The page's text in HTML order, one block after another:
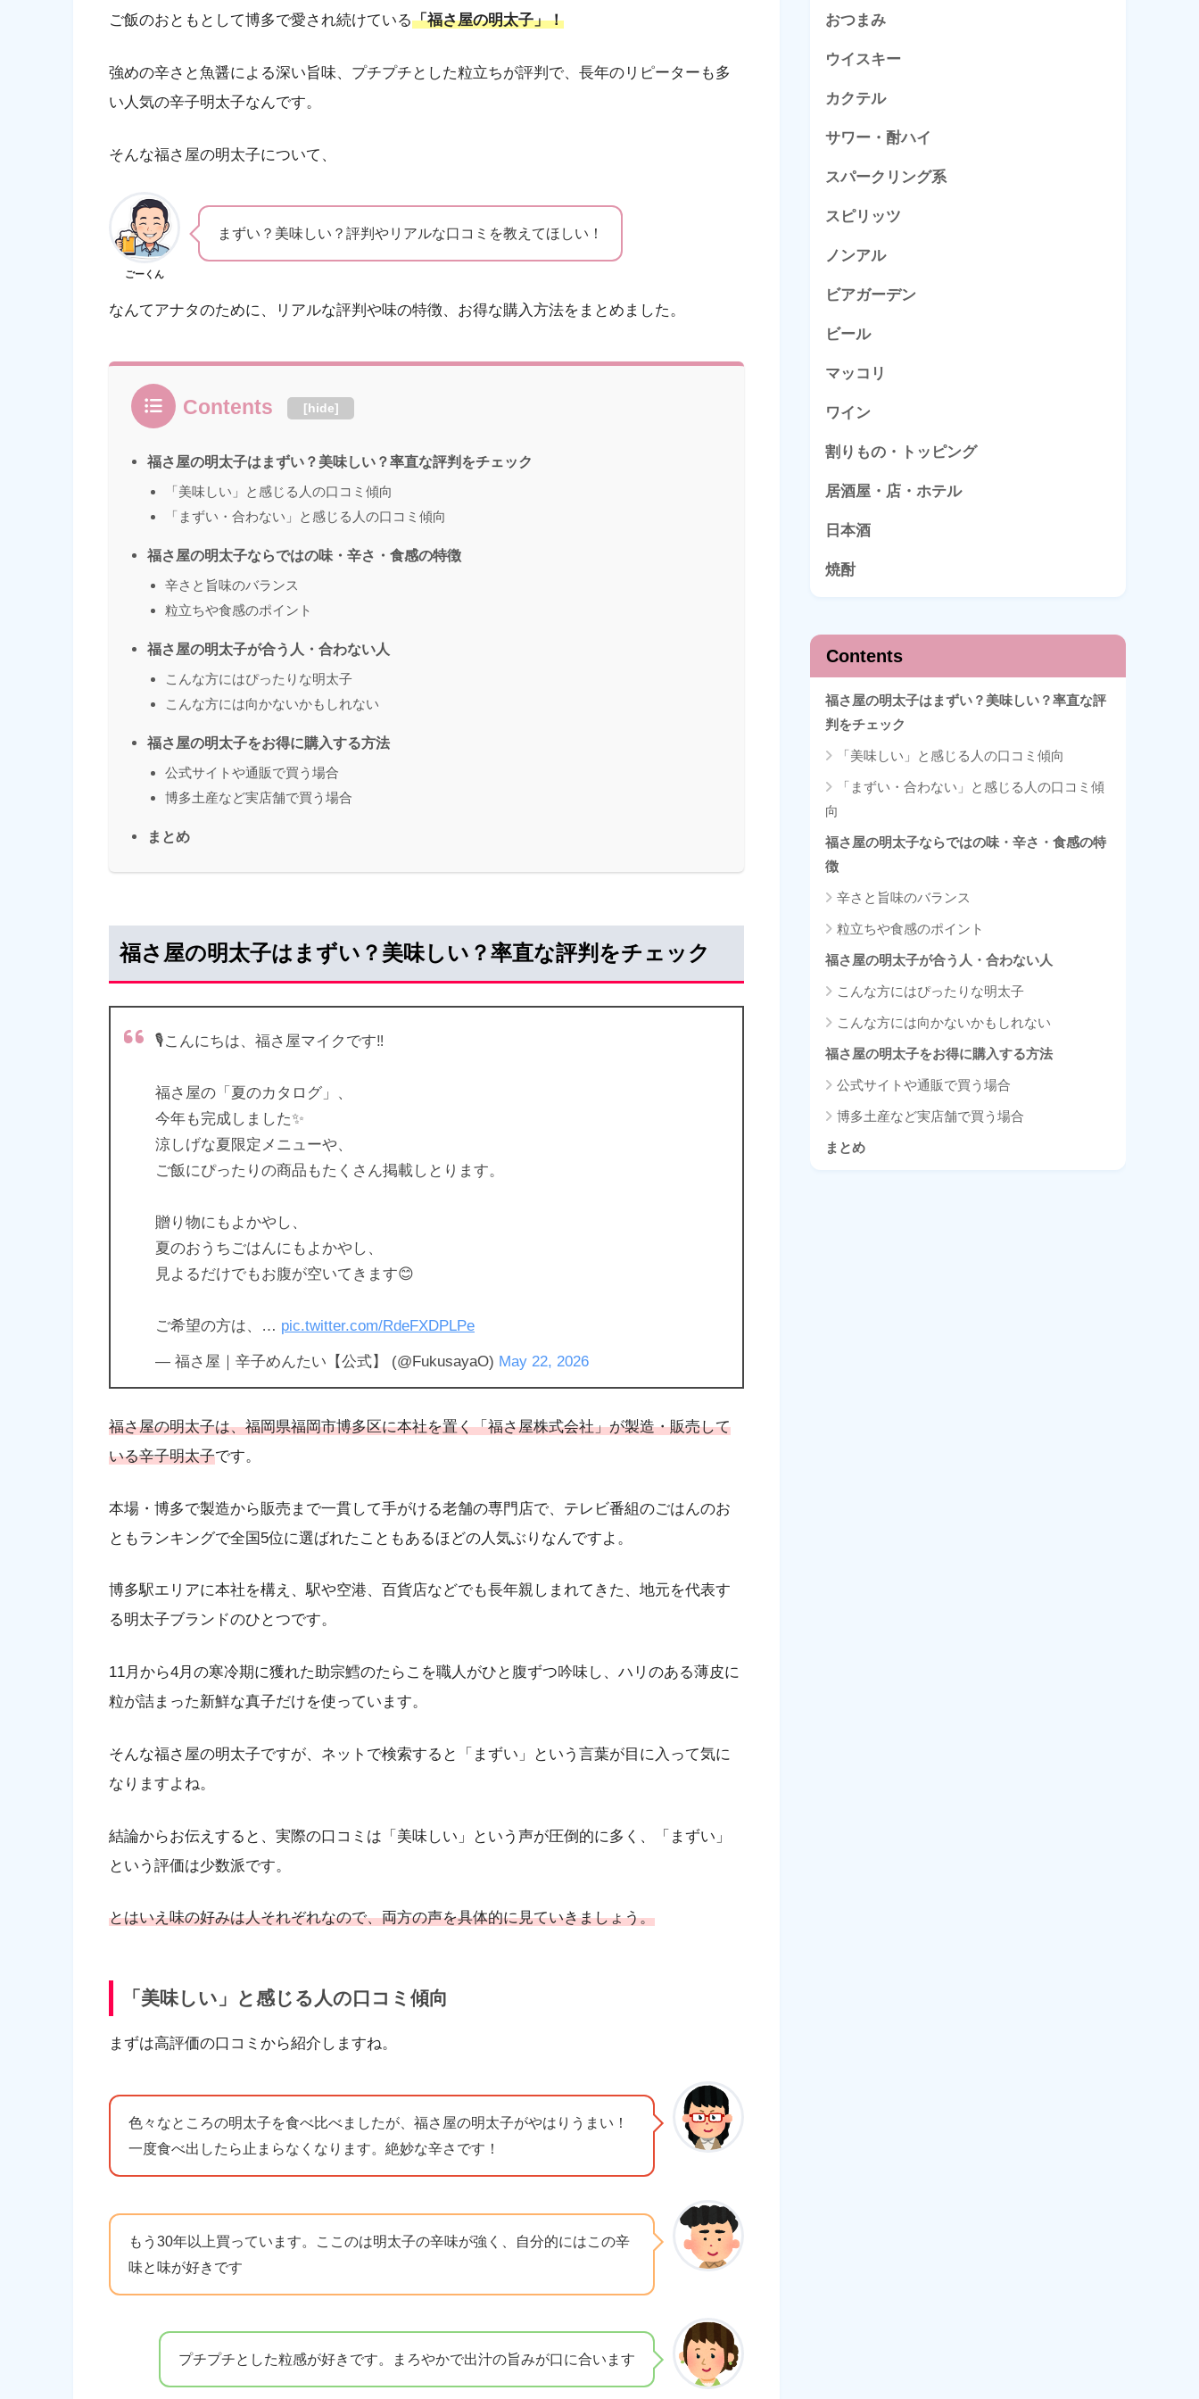
ご飯のおともとして博多で愛され続けている「福さ屋の明太子」！
強めの辛さと魚醤による深い旨味、プチプチとした粒立ちが評判で、長年のリピーターも多
い人気の辛子明太子なんです。
そんな福さ屋の明太子について、
ごーくん
まずい？美味しい？評判やリアルな口コミを教えてほしい！
なんてアナタのために、リアルな評判や味の特徴、お得な購入方法をまとめました。
Contents [hide]
福さ屋の明太子はまずい？美味しい？率直な評判をチェック
「美味しい」と感じる人の口コミ傾向
「まずい・合わない」と感じる人の口コミ傾向
福さ屋の明太子ならではの味・辛さ・食感の特徴
辛さと旨味のバランス
粒立ちや食感のポイント
福さ屋の明太子が合う人・合わない人
こんな方にはぴったりな明太子
こんな方には向かないかもしれない
福さ屋の明太子をお得に購入する方法
公式サイトや通販で買う場合
博多土産など実店舗で買う場合
まとめ
福さ屋の明太子はまずい？美味しい？率直な評判をチェック
🎙️こんにちは、福さ屋マイクです‼️
福さ屋の「夏のカタログ」、
今年も完成しました✨
涼しげな夏限定メニューや、
ご飯にぴったりの商品もたくさん掲載しとります。
贈り物にもよかやし、
夏のおうちごはんにもよかやし、
見よるだけでもお腹が空いてきます😊
ご希望の方は、… pic.twitter.com/RdeFXDPLPe
— 福さ屋｜辛子めんたい【公式】 (@FukusayaO) May 22, 2026
福さ屋の明太子は、福岡県福岡市博多区に本社を置く「福さ屋株式会社」が製造・販売して
いる辛子明太子です。
本場・博多で製造から販売まで一貫して手がける老舗の専門店で、テレビ番組のごはんのお
ともランキングで全国5位に選ばれたこともあるほどの人気ぶりなんですよ。
博多駅エリアに本社を構え、駅や空港、百貨店などでも長年親しまれてきた、地元を代表す
る明太子ブランドのひとつです。
11月から4月の寒冷期に獲れた助宗鱈のたらこを職人がひと腹ずつ吟味し、ハリのある薄皮に
粒が詰まった新鮮な真子だけを使っています。
そんな福さ屋の明太子ですが、ネットで検索すると「まずい」という言葉が目に入って気に
なりますよね。
結論からお伝えすると、実際の口コミは「美味しい」という声が圧倒的に多く、「まずい」
という評価は少数派です。
とはいえ味の好みは人それぞれなので、両方の声を具体的に見ていきましょう。
「美味しい」と感じる人の口コミ傾向
まずは高評価の口コミから紹介しますね。
色々なところの明太子を食べ比べましたが、福さ屋の明太子がやはりうまい！
一度食べ出したら止まらなくなります。絶妙な辛さです！
もう30年以上買っています。ここのは明太子の辛味が強く、自分的にはこの辛
味と味が好きです
プチプチとした粒感が好きです。まろやかで出汁の旨みが口に合います
おつまみ
ウイスキー
カクテル
サワー・酎ハイ
スパークリング系
スピリッツ
ノンアル
ビアガーデン
ビール
マッコリ
ワイン
割りもの・トッピング
居酒屋・店・ホテル
日本酒
焼酎
Contents
福さ屋の明太子はまずい？美味しい？率直な評
判をチェック
「美味しい」と感じる人の口コミ傾向
「まずい・合わない」と感じる人の口コミ傾
向
福さ屋の明太子ならではの味・辛さ・食感の特
徴
辛さと旨味のバランス
粒立ちや食感のポイント
福さ屋の明太子が合う人・合わない人
こんな方にはぴったりな明太子
こんな方には向かないかもしれない
福さ屋の明太子をお得に購入する方法
公式サイトや通販で買う場合
博多土産など実店舗で買う場合
まとめ